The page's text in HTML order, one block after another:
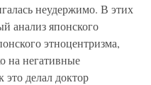
неудержимо. В этих
анализ японского
этноцентризма,
на негативные
это делал доктор